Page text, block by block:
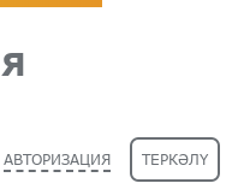
АВТОРИЗАЦИЯ ТЕРКӘЛҮ